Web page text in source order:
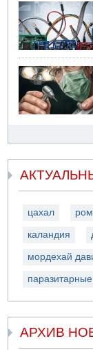
цахал
каландия
мордехай
АРХИВ